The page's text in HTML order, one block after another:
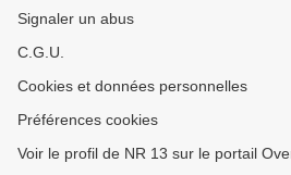
Signaler un abus
C.G.U.
Cookies et données personnelles
Préférences cookies
Voir le profil de NR 13 sur le portail